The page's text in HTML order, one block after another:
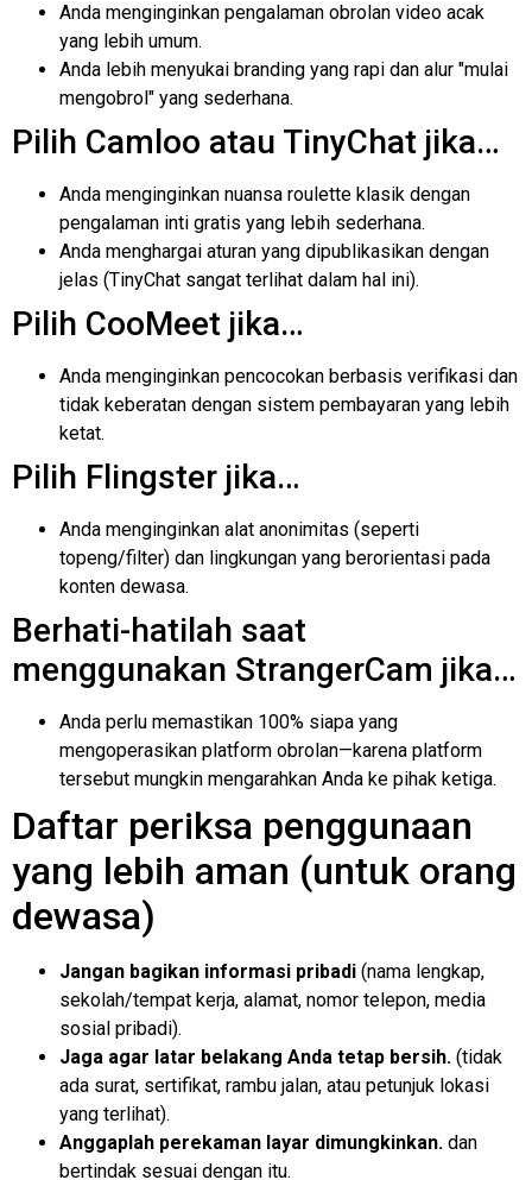
Anda menginginkan pengalaman obrolan video acak
yang lebih umum.
Anda lebih menyukai branding yang rapi dan alur "mulai
mengobrol" yang sederhana.
Pilih Camloo atau TinyChat jika…
Anda menginginkan nuansa roulette klasik dengan
pengalaman inti gratis yang lebih sederhana.
Anda menghargai aturan yang dipublikasikan dengan
jelas (TinyChat sangat terlihat dalam hal ini).
Pilih CooMeet jika…
Anda menginginkan pencocokan berbasis verifikasi dan
tidak keberatan dengan sistem pembayaran yang lebih
ketat.
Pilih Flingster jika…
Anda menginginkan alat anonimitas (seperti
topeng/filter) dan lingkungan yang berorientasi pada
konten dewasa.
Berhati-hatilah saat
menggunakan StrangerCam jika…
Anda perlu memastikan 100% siapa yang
mengoperasikan platform obrolan—karena platform
tersebut mungkin mengarahkan Anda ke pihak ketiga.
Daftar periksa penggunaan
yang lebih aman (untuk orang
dewasa)
Jangan bagikan informasi pribadi (nama lengkap,
sekolah/tempat kerja, alamat, nomor telepon, media
sosial pribadi).
Jaga agar latar belakang Anda tetap bersih. (tidak
ada surat, sertifikat, rambu jalan, atau petunjuk lokasi
yang terlihat).
Anggaplah perekaman layar dimungkinkan. dan
bertindak sesuai dengan itu.